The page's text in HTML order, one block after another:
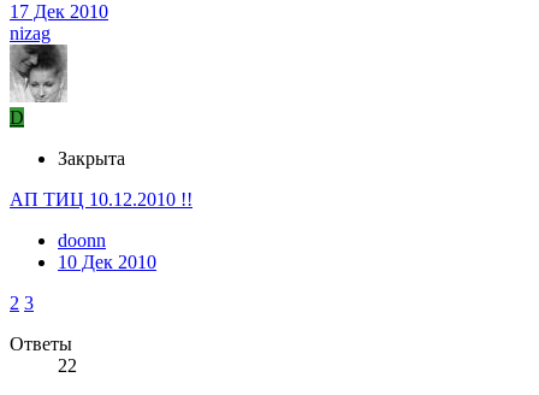
17 Дек 2010
nizag
D
Закрыта
АП ТИЦ 10.12.2010 !!
doonn
10 Дек 2010
2 3
Ответы
22